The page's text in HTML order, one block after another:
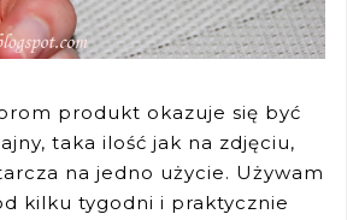
produkt okazuje się być
taka ilość jak na zdjęciu,
na jedno użycie. Używam
kilku tygodni i praktycznie